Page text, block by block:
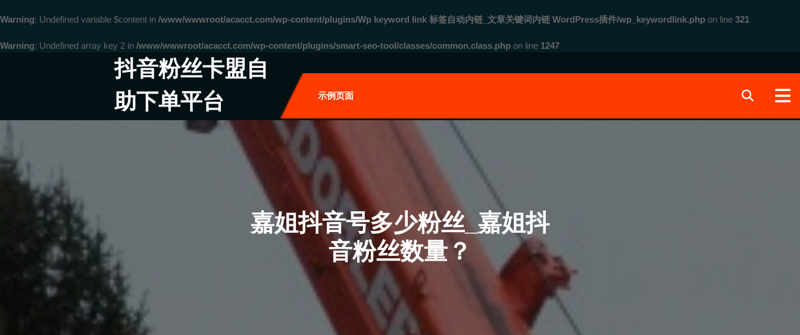
Warning: Undefined variable $content in /www/wwwroot/acacct.com/wp-content/plugins/Wp keyword link 标签自动内链_文章关键词内链 WordPress插件/wp_keywordlink.php on line 321
Warning: Undefined array key 2 in /www/wwwroot/acacct.com/wp-content/plugins/smart-seo-tool/classes/common.class.php on line 1247
抖音粉丝卡盟自
助下单平台
示例页面
嘉姐抖音号多少粉丝_嘉姐抖
音粉丝数量？